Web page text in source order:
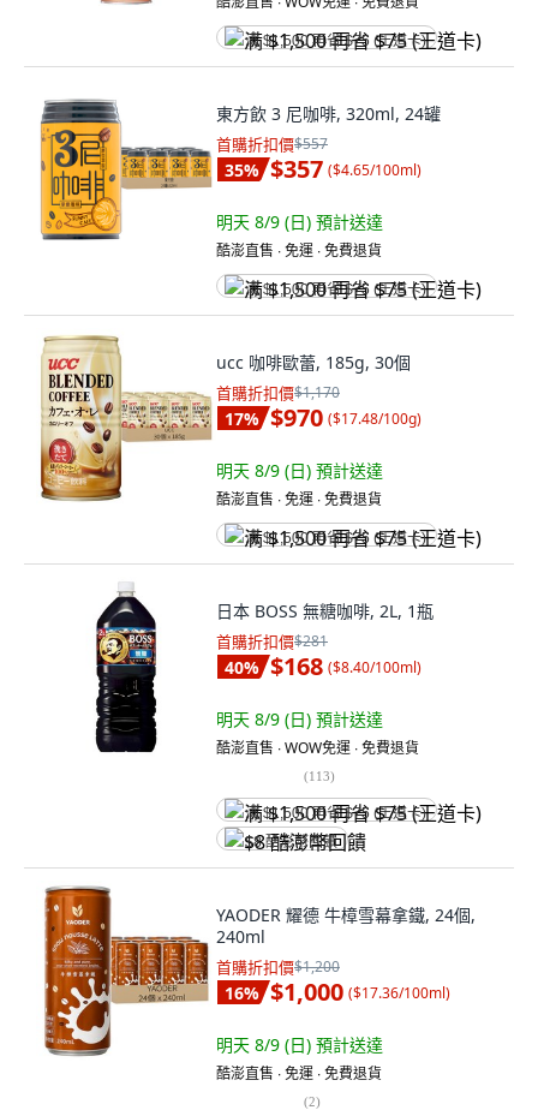
满 $1,500 再省 $75 (王道卡)
東方飲 3 尼咖啡, 320ml, 24罐
首購折扣價$557
35% $357 ($4.65/100ml)
明天 8/9 (日) 預計送達
酷澎直售 ∙ 免運 ∙ 免費退貨
满 $1,500 再省 $75 (王道卡)
ucc 咖啡歐蕾, 185g, 30個
首購折扣價$1,170
17% $970 ($17.48/100g)
明天 8/9 (日) 預計送達
酷澎直售 ∙ 免運 ∙ 免費退貨
满 $1,500 再省 $75 (王道卡)
日本 BOSS 無糖咖啡, 2L, 1瓶
首購折扣價$281
40% $168 ($8.40/100ml)
明天 8/9 (日) 預計送達
酷澎直售 ∙ WOW免運 ∙ 免費退貨
(113)
满 $1,500 再省 $75 (王道卡)
$8 酷澎幣回饋
YAODER 耀德 牛樟雪幕拿鐵, 24個,
240ml
首購折扣價$1,200
16% $1,000 ($17.36/100ml)
明天 8/9 (日) 預計送達
酷澎直售 ∙ 免運 ∙ 免費退貨
(2)